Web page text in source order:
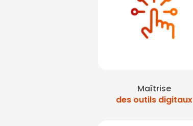
Maîtrise
des outils digitaux